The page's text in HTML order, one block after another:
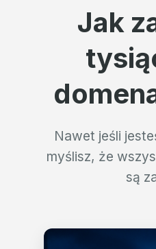
Jak
Nawet jeśli
myślisz, że
są